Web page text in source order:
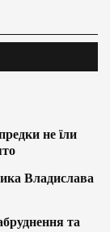
не їли
Владислава
та